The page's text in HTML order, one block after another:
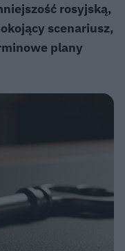
rosyjską,
scenariusz,
plany